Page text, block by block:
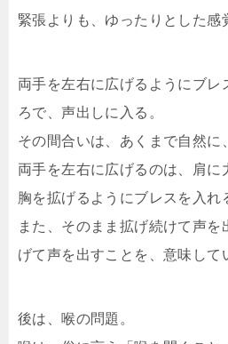
緊張よりも、ゆったりとした感
両手を左右に広げるようにブレ
ろで、声出しに入る。
その間合いは、あくまで自然に
両手を左右に広げるのは、肩に
胸を拡げるようにブレスを入れ
また、そのまま拡げ続けて声を
げて声を出すことを、意味して
後は、喉の問題。